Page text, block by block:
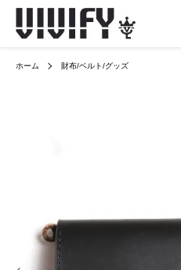
ホーム 財布/ベルト/グッズ